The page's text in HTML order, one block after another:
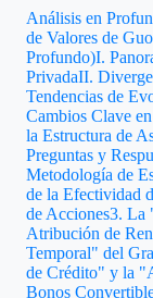
Análisis en
de Valores de
Profundo)I.
PrivadaII.
Tendencias de
Cambios Clave
la Estructura de
Preguntas y
Metodología de
de la Efectividad
de Acciones3. La
Atribución de
Temporal" del
de Crédito" y la
Bonos